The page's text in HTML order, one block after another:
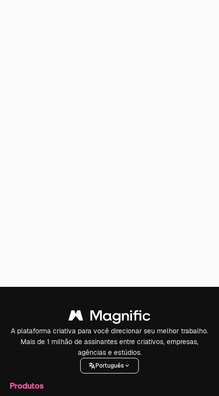
A plataforma criativa para você direcionar seu melhor trabalho.
Mais de 1 milhão de assinantes entre criativos, empresas,
agências e estúdios.
Português
Produtos